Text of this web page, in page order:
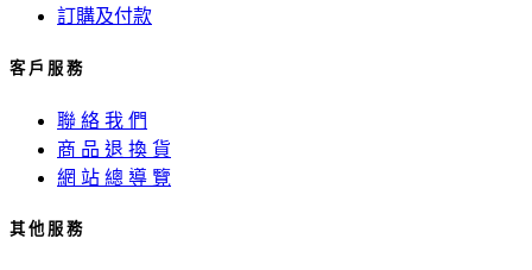
訂購及付款
客 戶 服 務
聯 絡 我 們
商 品 退 換 貨
網 站 總 導 覽
其 他 服 務